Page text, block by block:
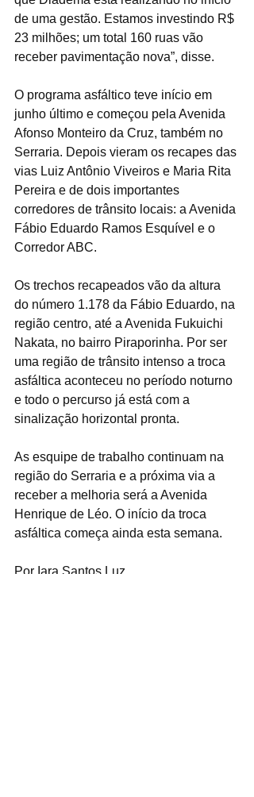
de uma gestão. Estamos investindo R$
23 milhões; um total 160 ruas vão
receber pavimentação nova”, disse.
O programa asfáltico teve início em
junho último e começou pela Avenida
Afonso Monteiro da Cruz, também no
Serraria. Depois vieram os recapes das
vias Luiz Antônio Viveiros e Maria Rita
Pereira e de dois importantes
corredores de trânsito locais: a Avenida
Fábio Eduardo Ramos Esquível e o
Corredor ABC.
Os trechos recapeados vão da altura
do número 1.178 da Fábio Eduardo, na
região centro, até a Avenida Fukuichi
Nakata, no bairro Piraporinha. Por ser
uma região de trânsito intenso a troca
asfáltica aconteceu no período noturno
e todo o percurso já está com a
sinalização horizontal pronta.
As esquipe de trabalho continuam na
região do Serraria e a próxima via a
receber a melhoria será a Avenida
Henrique de Léo. O início da troca
asfáltica começa ainda esta semana.
Por Iara Santos Luz